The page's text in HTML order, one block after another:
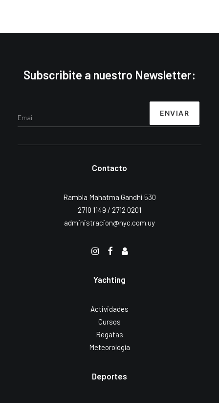
Subscribite a nuestro Newsletter:
Contacto
Rambla Mahatma Gandhi 530
2710 1149 / 2712 0201
administracion@nyc.com.uy
Yachting
Actividades
Cursos
Regatas
Meteorología
Deportes